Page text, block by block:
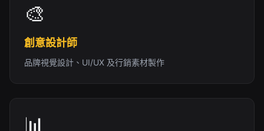
🎨
創意設計師
品牌視覺設計、UI/UX 及行銷素材製作
📊